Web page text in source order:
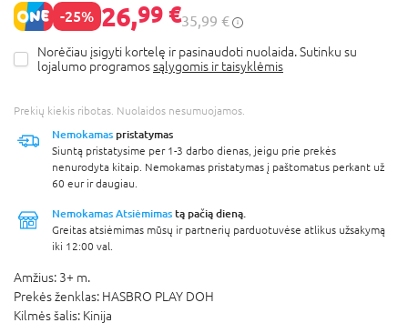
-25% 26,99 €35,99 €
Norėčiau įsigyti kortelę ir pasinaudoti nuolaida. Sutinku su
lojalumo programossąlygomis ir taisyklėmis
Prekių kiekis ribotas. Nuolaidos nesumuojamos.
Nemokamas pristatymas
Siuntą pristatysime per 1-3 darbo dienas, jeigu prie prekės
nenurodyta kitaip. Nemokamas pristatymas į paštomatus perkant už
60 eur ir daugiau.
Nemokamas Atsiėmimas tą pačią dieną.
Greitas atsiėmimas mūsų ir partnerių parduotuvėse atlikus užsakymą
iki 12:00 val.
Amžius: 3+ m.
Prekės ženklas: HASBRO PLAY DOH
Kilmės šalis: Kinija